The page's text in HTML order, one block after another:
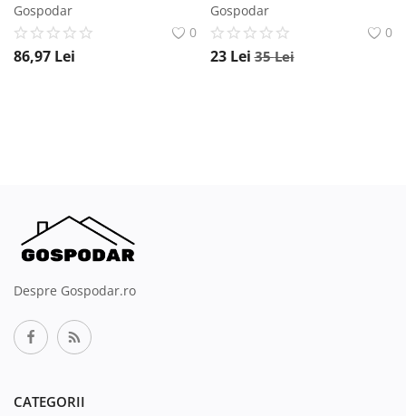
Gospodar
0
86,97 Lei
Gospodar
0
23 Lei 35Lei
Despre Gospodar.ro
CATEGORII